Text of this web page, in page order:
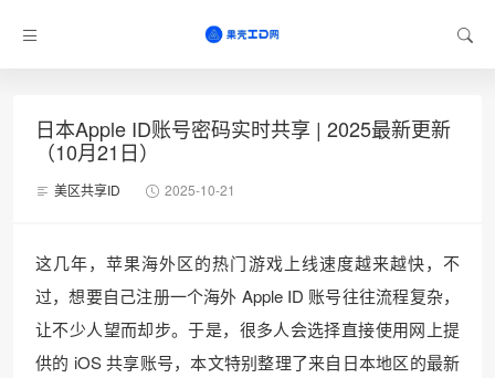
日本Apple ID账号密码实时共享 | 2025最新更新
（10月21日）
美区共享ID 2025-10-21
这几年，苹果海外区的热门游戏上线速度越来越快，不
过，想要自己注册一个海外 Apple ID 账号往往流程复杂，
让不少人望而却步。于是，很多人会选择直接使用网上提
供的 iOS 共享账号，本文特别整理了来自日本地区的最新